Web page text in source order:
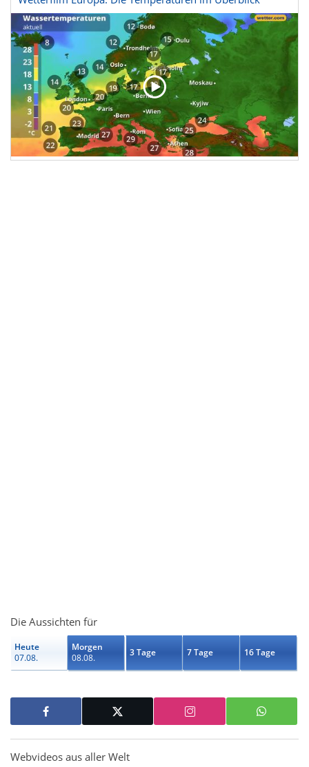
Die Aussichten für
Heute
07.08.
Morgen
08.08.
3 Tage 7 Tage 16 Tage
Webvideos aus aller Welt